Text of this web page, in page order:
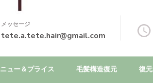
メッセージ
tete.a.tete.hair@gmail.com
ュー＆プライス 毛髪構造復元 復